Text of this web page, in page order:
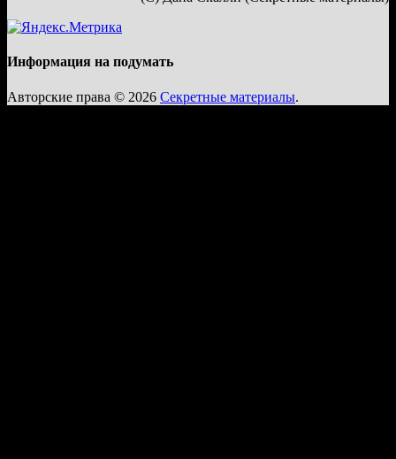
Информация на подумать
Авторские права © 2026 Секретные материалы.